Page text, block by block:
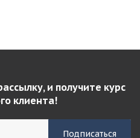
и получите курс
клиента!